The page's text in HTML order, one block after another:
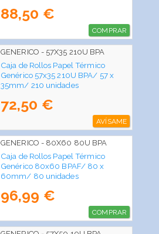
88,50 €
COMPRAR
GENERICO - 57X35 210U BPA
Caja de Rollos Papel Térmico
Genérico 57x35 210U BPA/ 57 x
35mm/ 210 unidades
72,50 €
AVÍSAME
GENERICO - 80X60 80U BPA
Caja de Rollos Papel Térmico
Genérico 80x60 BPAF/ 80 x
60mm/ 80 unidades
96,99 €
COMPRAR